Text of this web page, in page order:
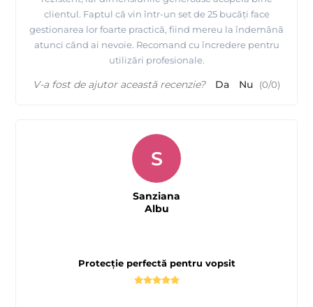
clientul. Faptul că vin într-un set de 25 bucăți face
gestionarea lor foarte practică, fiind mereu la îndemână
atunci când ai nevoie. Recomand cu încredere pentru
utilizări profesionale.
V-a fost de ajutor această recenzie? Da Nu (0/0)
Protecție perfectă pentru vopsit
S
Sanziana
Albu